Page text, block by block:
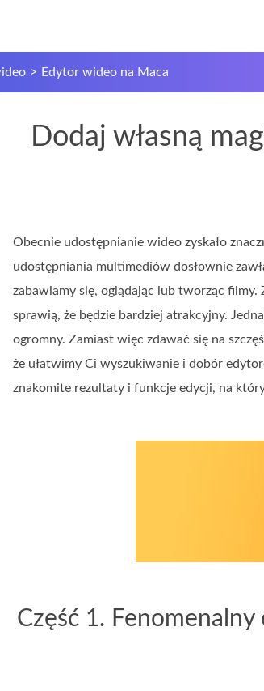
> Edytor wideo na Maca
Dodaj własną
Obecnie udostępnianie wideo zyskało
udostępniania multimediów dosłownie
zabawiamy się, oglądając lub tworząc
sprawią, że będzie bardziej atrakcyjny.
ogromny. Zamiast więc zdawać się na
że ułatwimy Ci wyszukiwanie i dobór
znakomite rezultaty i funkcje edycji, na
Część 1.